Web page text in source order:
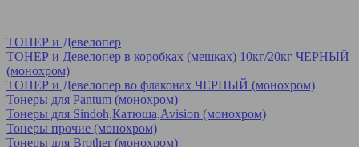
ТОНЕР и Девелопер
ТОНЕР и Девелопер в коробках (мешках) 10кг/20кг ЧЕРНЫЙ
(монохром)
ТОНЕР и Девелопер во флаконах ЧЕРНЫЙ (монохром)
Тонеры для Pantum (монохром)
Тонеры для Sindoh,Катюша,Avision (монохром)
Тонеры прочие (монохром)
Тонеры для Brother (монохром)